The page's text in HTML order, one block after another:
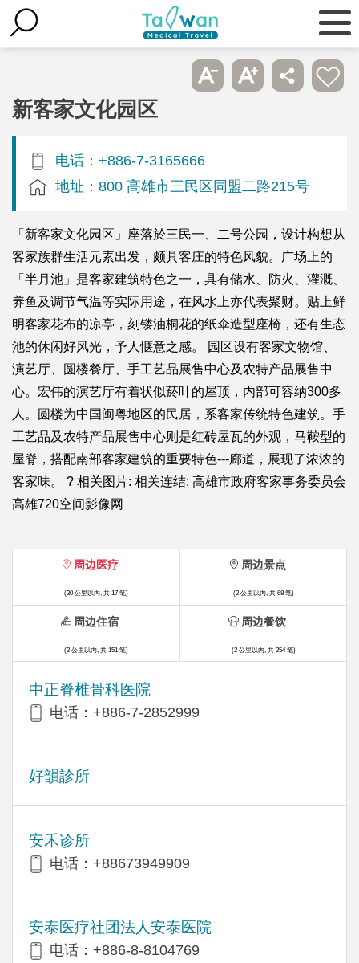
新客家文化园区
电话：+886-7-3165666
地址：800 高雄市三民区同盟二路215号
「新客家文化园区」座落於三民一、二号公园，设计构想从
客家族群生活元素出发，颇具客庄的特色风貌。广场上的
「半月池」是客家建筑特色之一，具有储水、防火、灌溉、
养鱼及调节气温等实际用途，在风水上亦代表聚财。贴上鲜
明客家花布的凉亭，刻镂油桐花的纸伞造型座椅，还有生态
池的休闲好风光，予人惬意之感。 园区设有客家文物馆、
演艺厅、圆楼餐厅、手工艺品展售中心及农特产品展售中
心。宏伟的演艺厅有着状似菸叶的屋顶，内部可容纳300多
人。圆楼为中国闽粤地区的民居，系客家传统特色建筑。手
工艺品及农特产品展售中心则是红砖屋瓦的外观，马鞍型的
屋脊，搭配南部客家建筑的重要特色---廊道，展现了浓浓的
客家味。 ? 相关图片: 相关连结: 高雄市政府客家事务委员会
高雄720空间影像网
周边医疗
(30 公里以内, 共 17 笔)
中正脊椎骨科医院
电话：+886-7-2852999
好韻診所
安禾诊所
电话：+88673949909
安泰医疗社团法人安泰医院
电话：+886-8-8104769
周边景点
(2 公里以内, 共 68 笔)
周边住宿
(2 公里以内, 共 151 笔)
周边餐饮
(2 公里以内, 共 254 笔)